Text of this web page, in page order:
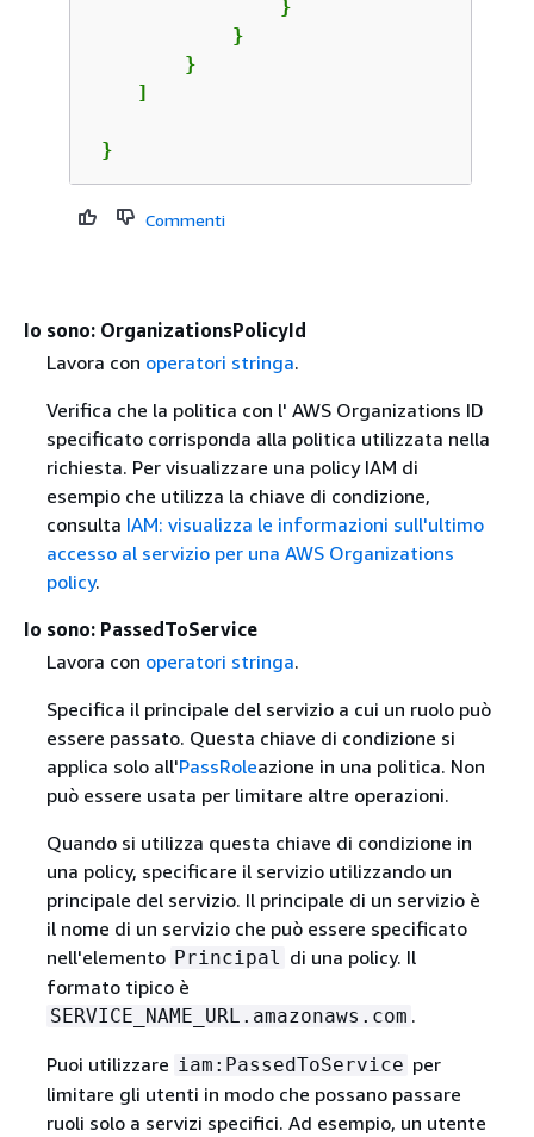
                }
            }
        }
    ]
}
Commenti
Io sono: OrganizationsPolicyId
Lavora con operatori stringa.
Verifica che la politica con l' AWS Organizations ID
specificato corrisponda alla politica utilizzata nella
richiesta. Per visualizzare una policy IAM di
esempio che utilizza la chiave di condizione,
consulta IAM: visualizza le informazioni sull'ultimo
accesso al servizio per una AWS Organizations
policy.
Io sono: PassedToService
Lavora con operatori stringa.
Specifica il principale del servizio a cui un ruolo può
essere passato. Questa chiave di condizione si
applica solo all'PassRoleazione in una politica. Non
può essere usata per limitare altre operazioni.
Quando si utilizza questa chiave di condizione in
una policy, specificare il servizio utilizzando un
principale del servizio. Il principale di un servizio è
il nome di un servizio che può essere specificato
nell'elemento Principal di una policy. Il
formato tipico è
SERVICE_NAME_URL.amazonaws.com .
Puoi utilizzare iam:PassedToService per
limitare gli utenti in modo che possano passare
ruoli solo a servizi specifici. Ad esempio, un utente